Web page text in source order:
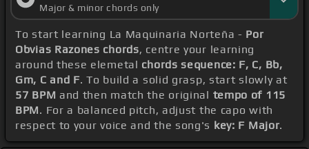
Major & minor chords only
To start learning La Maquinaria Norteña - Por
Obvias Razones chords, centre your learning
around these elemetal chords sequence: F, C, Bb,
Gm, C and F. To build a solid grasp, start slowly at
57 BPM and then match the original tempo of 115
BPM. For a balanced pitch, adjust the capo with
respect to your voice and the song's key: F Major.